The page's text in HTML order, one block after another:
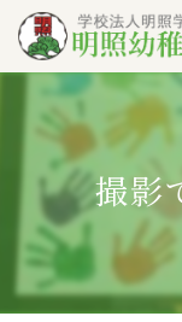
撮影